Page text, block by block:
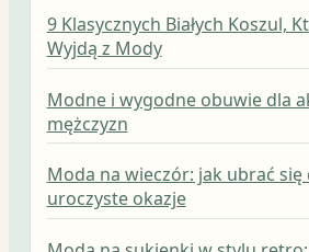
9 Klasycznych Białych Koszul,
Wyjdą z Mody
Modne i wygodne obuwie dla
mężczyzn
Moda na wieczór: jak ubrać
uroczyste okazje